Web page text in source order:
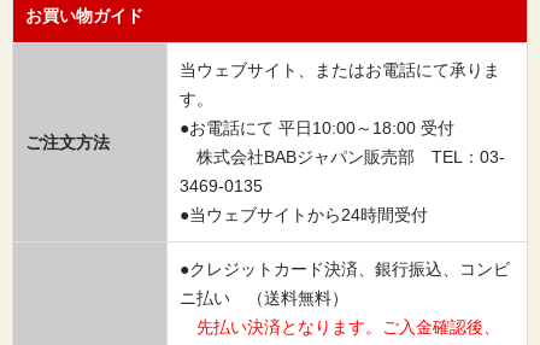
お買い物ガイド
ご注文方法
当ウェブサイト、またはお電話にて承りま
す。
●お電話にて 平日10:00～18:00 受付
株式会社BABジャパン販売部 TEL：03-
3469-0135
●当ウェブサイトから24時間受付
●クレジットカード決済、銀行振込、コンビ
ニ払い （送料無料）
先払い決済となります。ご入金確認後、